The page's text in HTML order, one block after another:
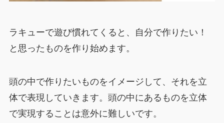
ラキューで遊び慣れてくると、自分で作りたい！
と思ったものを作り始めます。
頭の中で作りたいものをイメージして、それを立
体で表現していきます。頭の中にあるものを立体
で実現することは意外に難しいです。